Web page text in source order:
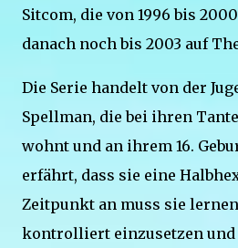
Sitcom, die von 1996 bis
danach noch bis 2003 auf
Die Serie handelt von der
Spellman, die bei ihren
wohnt und an ihrem 16.
erfährt, dass sie eine
Zeitpunkt an muss sie
kontrolliert einzusetzen und